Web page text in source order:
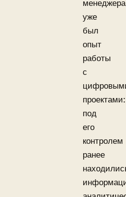
менеджера
уже
был
опыт
работы
с
проектами:
под
его
контролем
ранее